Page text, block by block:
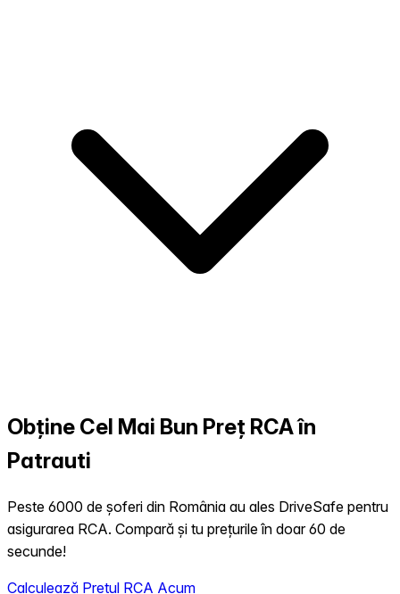
Obține Cel Mai Bun Preț RCA în
Patrauti
Peste 6000 de șoferi din România au ales DriveSafe pentru
asigurarea RCA. Compară și tu prețurile în doar 60 de
secunde!
Calculează Prețul RCA Acum